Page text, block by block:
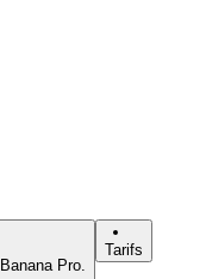
Pro.
Tarifs